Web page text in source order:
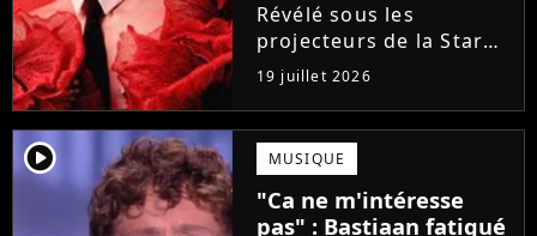
fort (interview)
Révélé sous les
projecteurs de la Star
Academy, Victor a fait
face à la réalité brutale
de l'industrie musicale
après sa sortie de
l'émission. Face à des
maisons de disques
frileuses,...
19 juillet 2026
player2 MUSIQUE
"Ca ne m'intéresse
pas" : Bastiaan fatigué